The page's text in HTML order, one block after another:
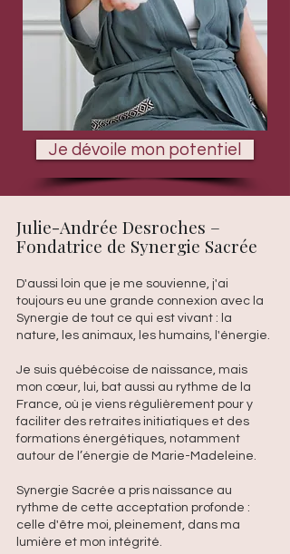
Je dévoile mon potentiel
Julie-Andrée Desroches –
Fondatrice de Synergie Sacrée
D'aussi loin que je me souvienne, j'ai
toujours eu une grande connexion avec la
Synergie de tout ce qui est vivant : la
nature, les animaux, les humains, l'énergie.
Je suis québécoise de naissance, mais
mon cœur, lui, bat aussi au rythme de la
France, où je viens régulièrement pour y
faciliter des retraites initiatiques et des
formations énergétiques, notamment
autour de l’énergie de Marie-Madeleine.
Synergie Sacrée a pris naissance au
rythme de cette acceptation profonde :
celle d'être moi, pleinement, dans ma
lumière et mon intégrité.